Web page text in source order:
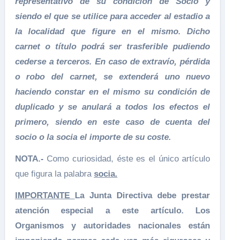
siendo el que se utilice para acceder al estadio a
la localidad que figure en el mismo. Dicho
carnet o título podrá ser trasferible pudiendo
cederse a terceros. En caso de extravío, pérdida
o robo del carnet, se extenderá uno nuevo
haciendo constar en el mismo su condición de
duplicado y se anulará a todos los efectos el
primero, siendo en este caso de cuenta del
socio o la socia el importe de su coste.
NOTA.- Como curiosidad, éste es el único artículo
que figura la palabra socia.
IMPORTANTE La Junta Directiva debe prestar
atención especial a este artículo. Los
Organismos y autoridades nacionales están